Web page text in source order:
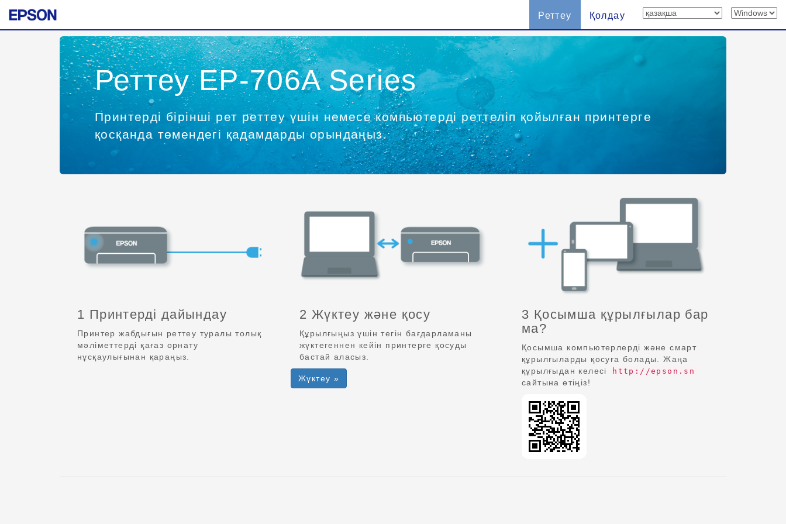
Реттеу Қолдау
Реттеу EP-706A Series
Принтерді бірінші рет реттеу үшін немесе компьютерді реттеліп қойылған принтерге
қосқанда төмендегі қадамдарды орындаңыз.
1 Принтерді дайындау
Принтер жабдығын реттеу туралы толық
мәліметтерді қағаз орнату
нұсқаулығынан қараңыз.
2 Жүктеу және қосу
Құрылғыңыз үшін тегін бағдарламаны
жүктегеннен кейін принтерге қосуды
бастай аласыз.
Жүктеу »
3 Қосымша құрылғылар бар
ма?
Қосымша компьютерлерді және смарт
құрылғыларды қосуға болады. Жаңа
құрылғыдан келесі
http://epson.sn
сайтына өтіңіз!